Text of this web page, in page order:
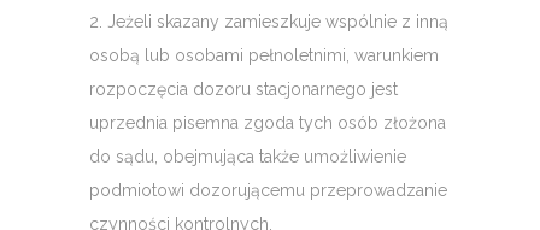
2. Jeżeli skazany zamieszkuje wspólnie z inną
osobą lub osobami pełnoletnimi, warunkiem
rozpoczęcia dozoru stacjonarnego jest
uprzednia pisemna zgoda tych osób złożona
do sądu, obejmująca także umożliwienie
podmiotowi dozorującemu przeprowadzanie
czynności kontrolnych.